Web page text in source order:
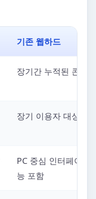
기존 웹하드
장기간 누적된 콘텐
장기 이용자 대상 혜
PC 중심 인터페이스,
능 포함